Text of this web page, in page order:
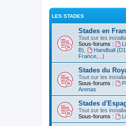
LES STADES
Stades en
Tout sur les
Sous-forums :
B)
Handball
France,...)
Stades du
Tout sur les
Sous-forums :
Arenas
Stades
Tout sur les
Sous-forums :